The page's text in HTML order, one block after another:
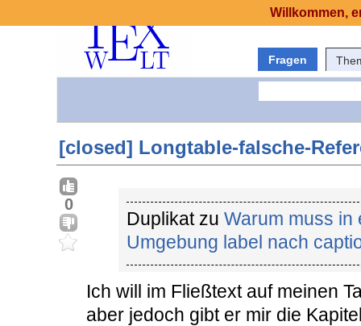
Fragen
[closed] Longtable-falsche-
0
Duplikat zu Warum muss in
Umgebung label nach
Ich will im Fließtext auf meinen
aber jedoch gibt er mir die
Willkommen,